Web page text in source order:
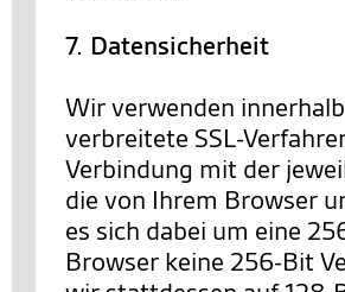
7. Datensicherheit
Wir verwenden
verbreitete SSL-
Verbindung mit der
die von Ihrem Browser
es sich dabei um eine
Browser keine 256-Bit